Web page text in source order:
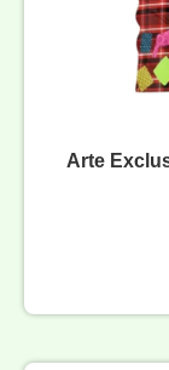
Arte